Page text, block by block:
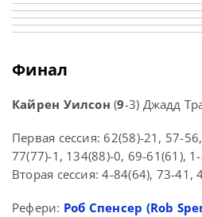
Финал
Кайрен Уилсон (9-3) Джадд
Первая сессия: 62(58)-21, 57-
77(77)-1, 134(88)-0, 69-61(61),
Вторая сессия: 4-84(64), 73-41,
Рефери: Роб Спенсер (Rob